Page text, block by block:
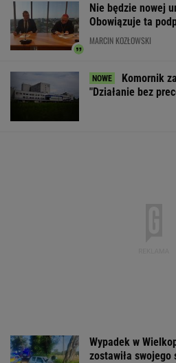
Nie będzie nowej
Obowiązuje ta
MARCIN KOZŁOWSKI
Komornik
"Działanie bez
Wypadek w
zostawiła swojego